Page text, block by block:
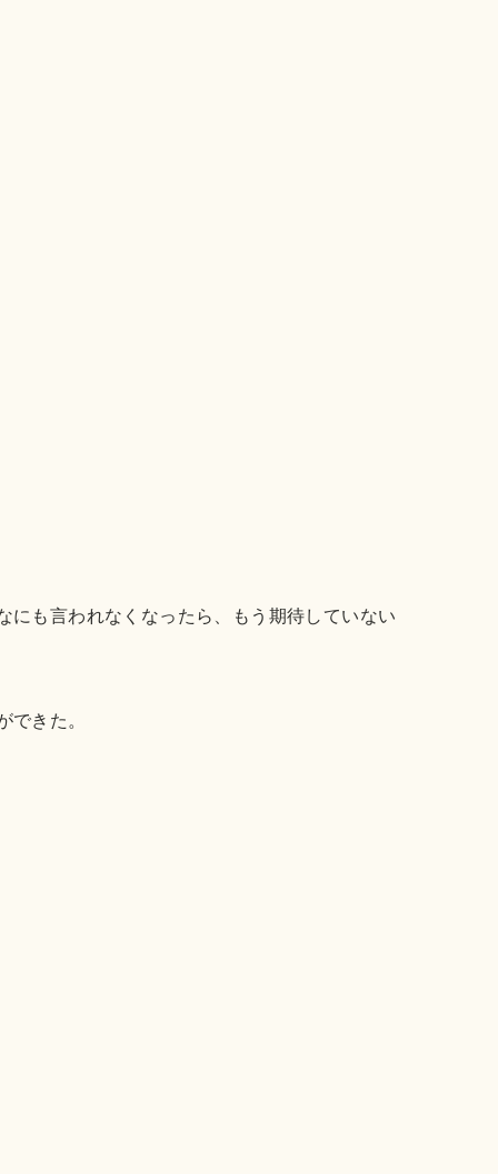
にも言われなくなったら、もう期待していない
できた。